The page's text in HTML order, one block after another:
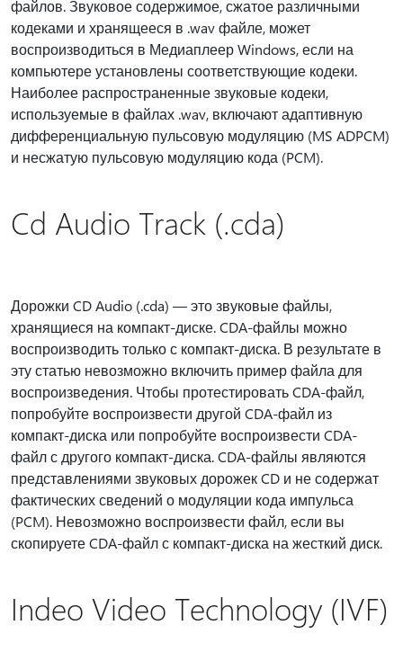
файлов. Звуковое содержимое, сжатое различными
кодеками и хранящееся в .wav файле, может
воспроизводиться в Медиаплеер Windows, если на
компьютере установлены соответствующие кодеки.
Наиболее распространенные звуковые кодеки,
используемые в файлах .wav, включают адаптивную
дифференциальную пульсовую модуляцию (MS ADPCM)
и несжатую пульсовую модуляцию кода (PCM).
Cd Audio Track (.cda)
Дорожки CD Audio (.cda) — это звуковые файлы,
хранящиеся на компакт-диске. CDA-файлы можно
воспроизводить только с компакт-диска. В результате в
эту статью невозможно включить пример файла для
воспроизведения. Чтобы протестировать CDA-файл,
попробуйте воспроизвести другой CDA-файл из
компакт-диска или попробуйте воспроизвести CDA-
файл с другого компакт-диска. CDA-файлы являются
представлениями звуковых дорожек CD и не содержат
фактических сведений о модуляции кода импульса
(PCM). Невозможно воспроизвести файл, если вы
скопируете CDA-файл с компакт-диска на жесткий диск.
Indeo Video Technology (IVF)